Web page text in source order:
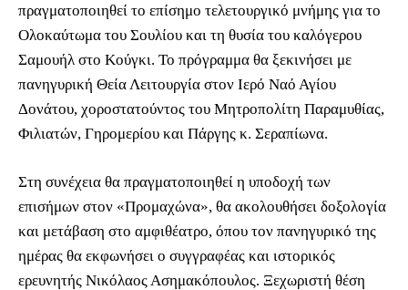
πραγματοποιηθεί το επίσημο τελετουργικό μνήμης για το
Ολοκαύτωμα του Σουλίου και τη θυσία του καλόγερου
Σαμουήλ στο Κούγκι. Το πρόγραμμα θα ξεκινήσει με
πανηγυρική Θεία Λειτουργία στον Ιερό Ναό Αγίου
Δονάτου, χοροστατούντος του Μητροπολίτη Παραμυθίας,
Φιλιατών, Γηρομερίου και Πάργης κ. Σεραπίωνα.
Στη συνέχεια θα πραγματοποιηθεί η υποδοχή των
επισήμων στον «Προμαχώνα», θα ακολουθήσει δοξολογία
και μετάβαση στο αμφιθέατρο, όπου τον πανηγυρικό της
ημέρας θα εκφωνήσει ο συγγραφέας και ιστορικός
ερευνητής Νικόλαος Ασημακόπουλος. Ξεχωριστή θέση